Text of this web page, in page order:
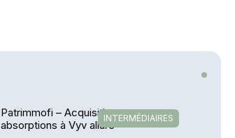
INTERMÉDIAIRES
Patrimmofi – Acquisitions et
absorptions à Vyv allure